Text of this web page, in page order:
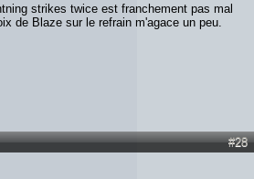
strikes twice est franchement pas mal
de Blaze sur le refrain m'agace un peu.
#28